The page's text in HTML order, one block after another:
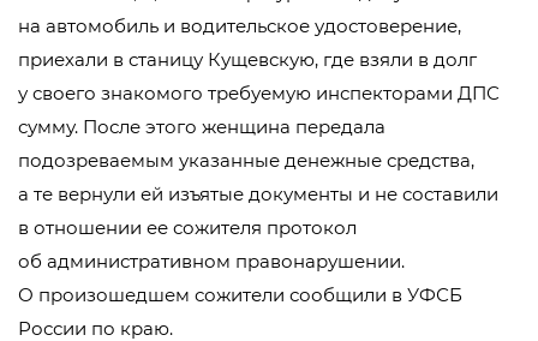
на автомобиль и водительское удостоверение,
приехали в станицу Кущевскую, где взяли в долг
у своего знакомого требуемую инспекторами ДПС
сумму. После этого женщина передала
подозреваемым указанные денежные средства,
а те вернули ей изъятые документы и не составили
в отношении ее сожителя протокол
об административном правонарушении.
О произошедшем сожители сообщили в УФСБ
России по краю.